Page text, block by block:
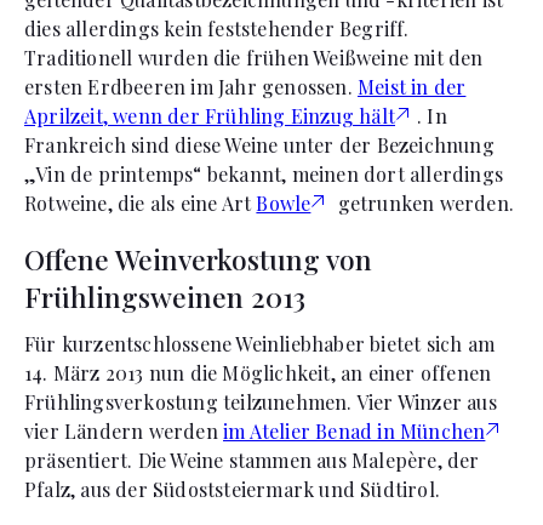
dies allerdings kein feststehender Begriff.
Traditionell wurden die frühen Weißweine mit den
ersten Erdbeeren im Jahr genossen. Meist in der
Aprilzeit, wenn der Frühling Einzug hält
. In
Frankreich sind diese Weine unter der Bezeichnung
„Vin de printemps“ bekannt, meinen dort allerdings
Rotweine, die als eine ArtBowle getrunken werden.
Offene Weinverkostung von
Frühlingsweinen 2013
Für kurzentschlossene Weinliebhaber bietet sich am
14. März 2013 nun die Möglichkeit, an einer offenen
Frühlingsverkostung teilzunehmen. Vier Winzer aus
vier Ländern werden im Atelier Benad in München
präsentiert. Die Weine stammen aus Malepère, der
Pfalz, aus der Südoststeiermark und Südtirol.